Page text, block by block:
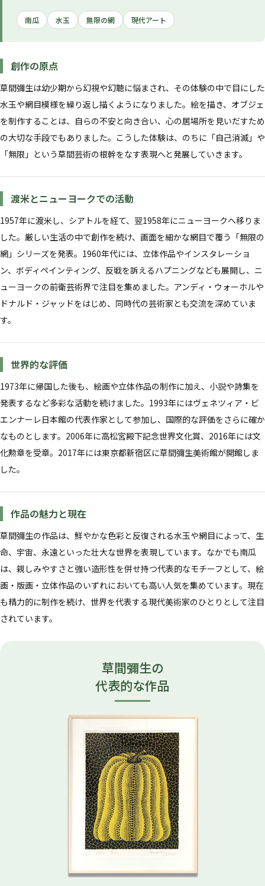
南瓜 水玉 無限の網 現代アート
創作の原点
草間彌生は幼少期から幻視や幻聴に悩まされ、その体験の中で目にした
水玉や網目模様を繰り返し描くようになりました。絵を描き、オブジェ
を制作することは、自らの不安と向き合い、心の居場所を見いだすため
の大切な手段でもありました。こうした体験は、のちに「自己消滅」や
「無限」という草間芸術の根幹をなす表現へと発展していきます。
渡米とニューヨークでの活動
1957年に渡米し、シアトルを経て、翌1958年にニューヨークへ移りま
した。厳しい生活の中で創作を続け、画面を細かな網目で覆う「無限の
網」シリーズを発表。1960年代には、立体作品やインスタレーショ
ン、ボディペインティング、反戦を訴えるハプニングなども展開し、ニ
ューヨークの前衛芸術界で注目を集めました。アンディ・ウォーホルや
ドナルド・ジャッドをはじめ、同時代の芸術家とも交流を深めていま
す。
世界的な評価
1973年に帰国した後も、絵画や立体作品の制作に加え、小説や詩集を
発表するなど多彩な活動を続けました。1993年にはヴェネツィア・ビ
エンナーレ日本館の代表作家として参加し、国際的な評価をさらに確か
なものとします。2006年に高松宮殿下記念世界文化賞、2016年には文
化勲章を受章。2017年には東京都新宿区に草間彌生美術館が開館しま
した。
作品の魅力と現在
草間彌生の作品は、鮮やかな色彩と反復される水玉や網目によって、生
命、宇宙、永遠といった壮大な世界を表現しています。なかでも南瓜
は、親しみやすさと強い造形性を併せ持つ代表的なモチーフとして、絵
画・版画・立体作品のいずれにおいても高い人気を集めています。現在
も精力的に制作を続け、世界を代表する現代美術家のひとりとして注目
されています。
草間彌生の
代表的な作品